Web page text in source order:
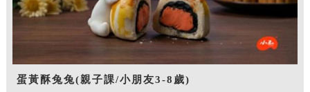
蛋黃酥兔兔(親子課/小朋友3-8歲)